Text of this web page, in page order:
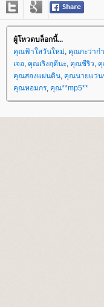
ผู้โหวตบล็อกนี้...
คุณฟ้าใสวันใหม่, คุณกะว่าก๋า
เจอ, คุณเริงฤดีนะ, คุณชีริว,
คุณสองแผ่นดิน, คุณนายแว่น
คุณหอมกร, คุณ**mp5**